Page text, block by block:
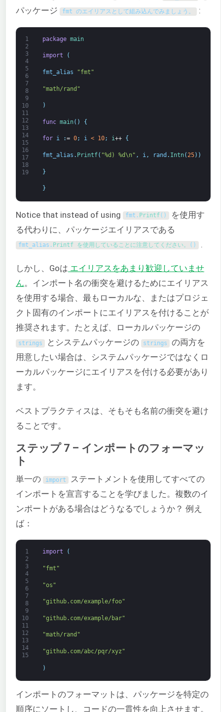
パッケージ
fmt のエイリアスとして組み込んでみましょう。 :
1
2
3
4
5
6
7
8
9
10
11
12
13
14
15
16
17
18
19
package main
import (
fmt_alias "fmt"
"math/rand"
)
func main( ) {
for i := 0; i < 10; i++ {
fmt_alias . Printf( "%d) %d\n" , i, rand . Intn(25) )
}
}
Notice that instead of using fmt . Printf( ) を使用す
る代わりに、パッケージエイリアスである
fmt_alias . Printf を使用していることに注意してください。 ( ) .
しかし、Goは エイリアスをあまり歓迎していませ
ん。インポート名の衝突を避けるためにエイリアス
を使用する場合、最もローカルな、またはプロジェ
クト固有のインポートにエイリアスを付けることが
推奨されます。たとえば、ローカルパッケージの
strings とシステムパッケージの strings
の両方を
用意したい場合は、システムパッケージではなくロ
ーカルパッケージにエイリアスを付ける必要があり
ます。
ベストプラクティスは、そもそも名前の衝突を避け
ることです。
ステップ 7 – インポートのフォーマッ
ト
単一の import ステートメントを使用してすべての
インポートを宣言することを学びました。複数のイ
ンポートがある場合はどうなるでしょうか？ 例え
ば：
1
2
3
4
5
6
7
8
9
10
11
12
13
14
15
import (
"fmt"
"os"
"github.com/example/foo"
"github.com/example/bar"
"math/rand"
"github.com/abc/pqr/xyz"
)
インポートのフォーマットは、パッケージを特定の
順序にソートし、コードの一貫性を向上させます。